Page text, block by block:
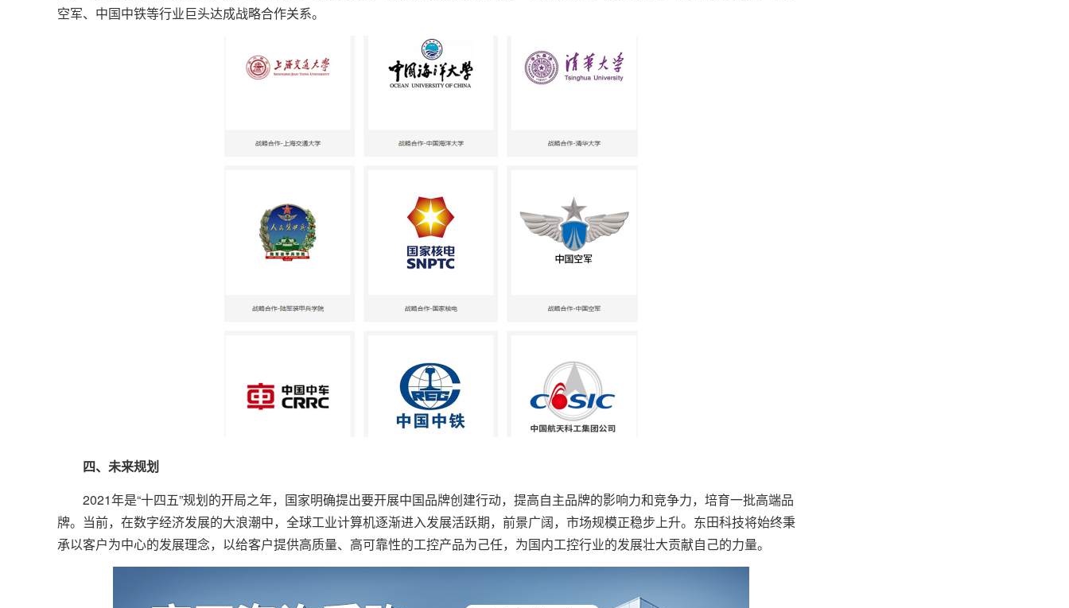
空军、中国中铁等行业巨头达成战略合作关系。
四、未来规划
2021年是“十四五”规划的开局之年，国家明确提出要开展中国品牌创建行动，提高自主品牌的影响力和竞争力，培育一批高端品
牌。当前，在数字经济发展的大浪潮中，全球工业计算机逐渐进入发展活跃期，前景广阔，市场规模正稳步上升。东田科技将始终秉
承以客户为中心的发展理念，以给客户提供高质量、高可靠性的工控产品为己任，为国内工控行业的发展壮大贡献自己的力量。